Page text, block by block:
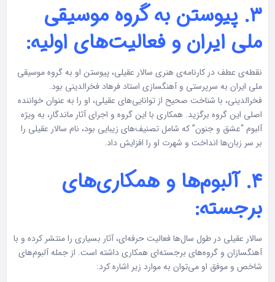
۳. پیوستن به گروه موسیقی
ملی ایران و فعالیت‌های اولیه:
نقطه‌ی عطف در کارنامه‌ی هنری سالار عقیلی، پیوستن او به گروه موسیقی
ملی ایران به سرپرستی و آهنگسازی استاد فرهاد فخرالدینی بود.
فخرالدینی، با شناخت صحیح از توانایی‌های عقیلی، او را به عنوان خواننده
اصلی این گروه برگزید. همکاری با این گروه و اجرای آثار ماندگار، به ویژه
آلبوم “عشق و جنون” که شامل تصنیف‌های زیبایی بود، نام سالار عقیلی را
بر سر زبان‌ها انداخت و شهرت او را افزایش داد.
۴. آلبوم‌ها و همکاری‌های
برجسته:
سالار عقیلی در طول سال‌ها فعالیت حرفه‌ای، آثار بسیاری را منتشر کرده و با
آهنگسازان و گروه‌های برجسته‌ای همکاری داشته است. از جمله آلبوم‌های
شاخص و موفق او می‌توان به موارد زیر اشاره کرد: